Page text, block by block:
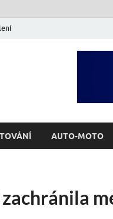
AUTO-MOTO